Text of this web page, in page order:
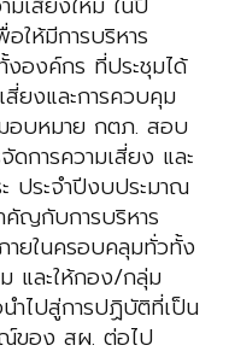
ให้มีการบริหาร
องค์กร ที่ประชุมได้
สี่ยงและการควบคุม
อบหมาย กตภ. สอบ
ดการความเสี่ยง และ
ประจำปีงบประมาณ
คัญกับการบริหาร
ายในครอบคลุมทั่วทั้ง
และให้กอง/กลุ่ม
ำไปสู่การปฏิบัติที่เป็น
ของ สผ. ต่อไป